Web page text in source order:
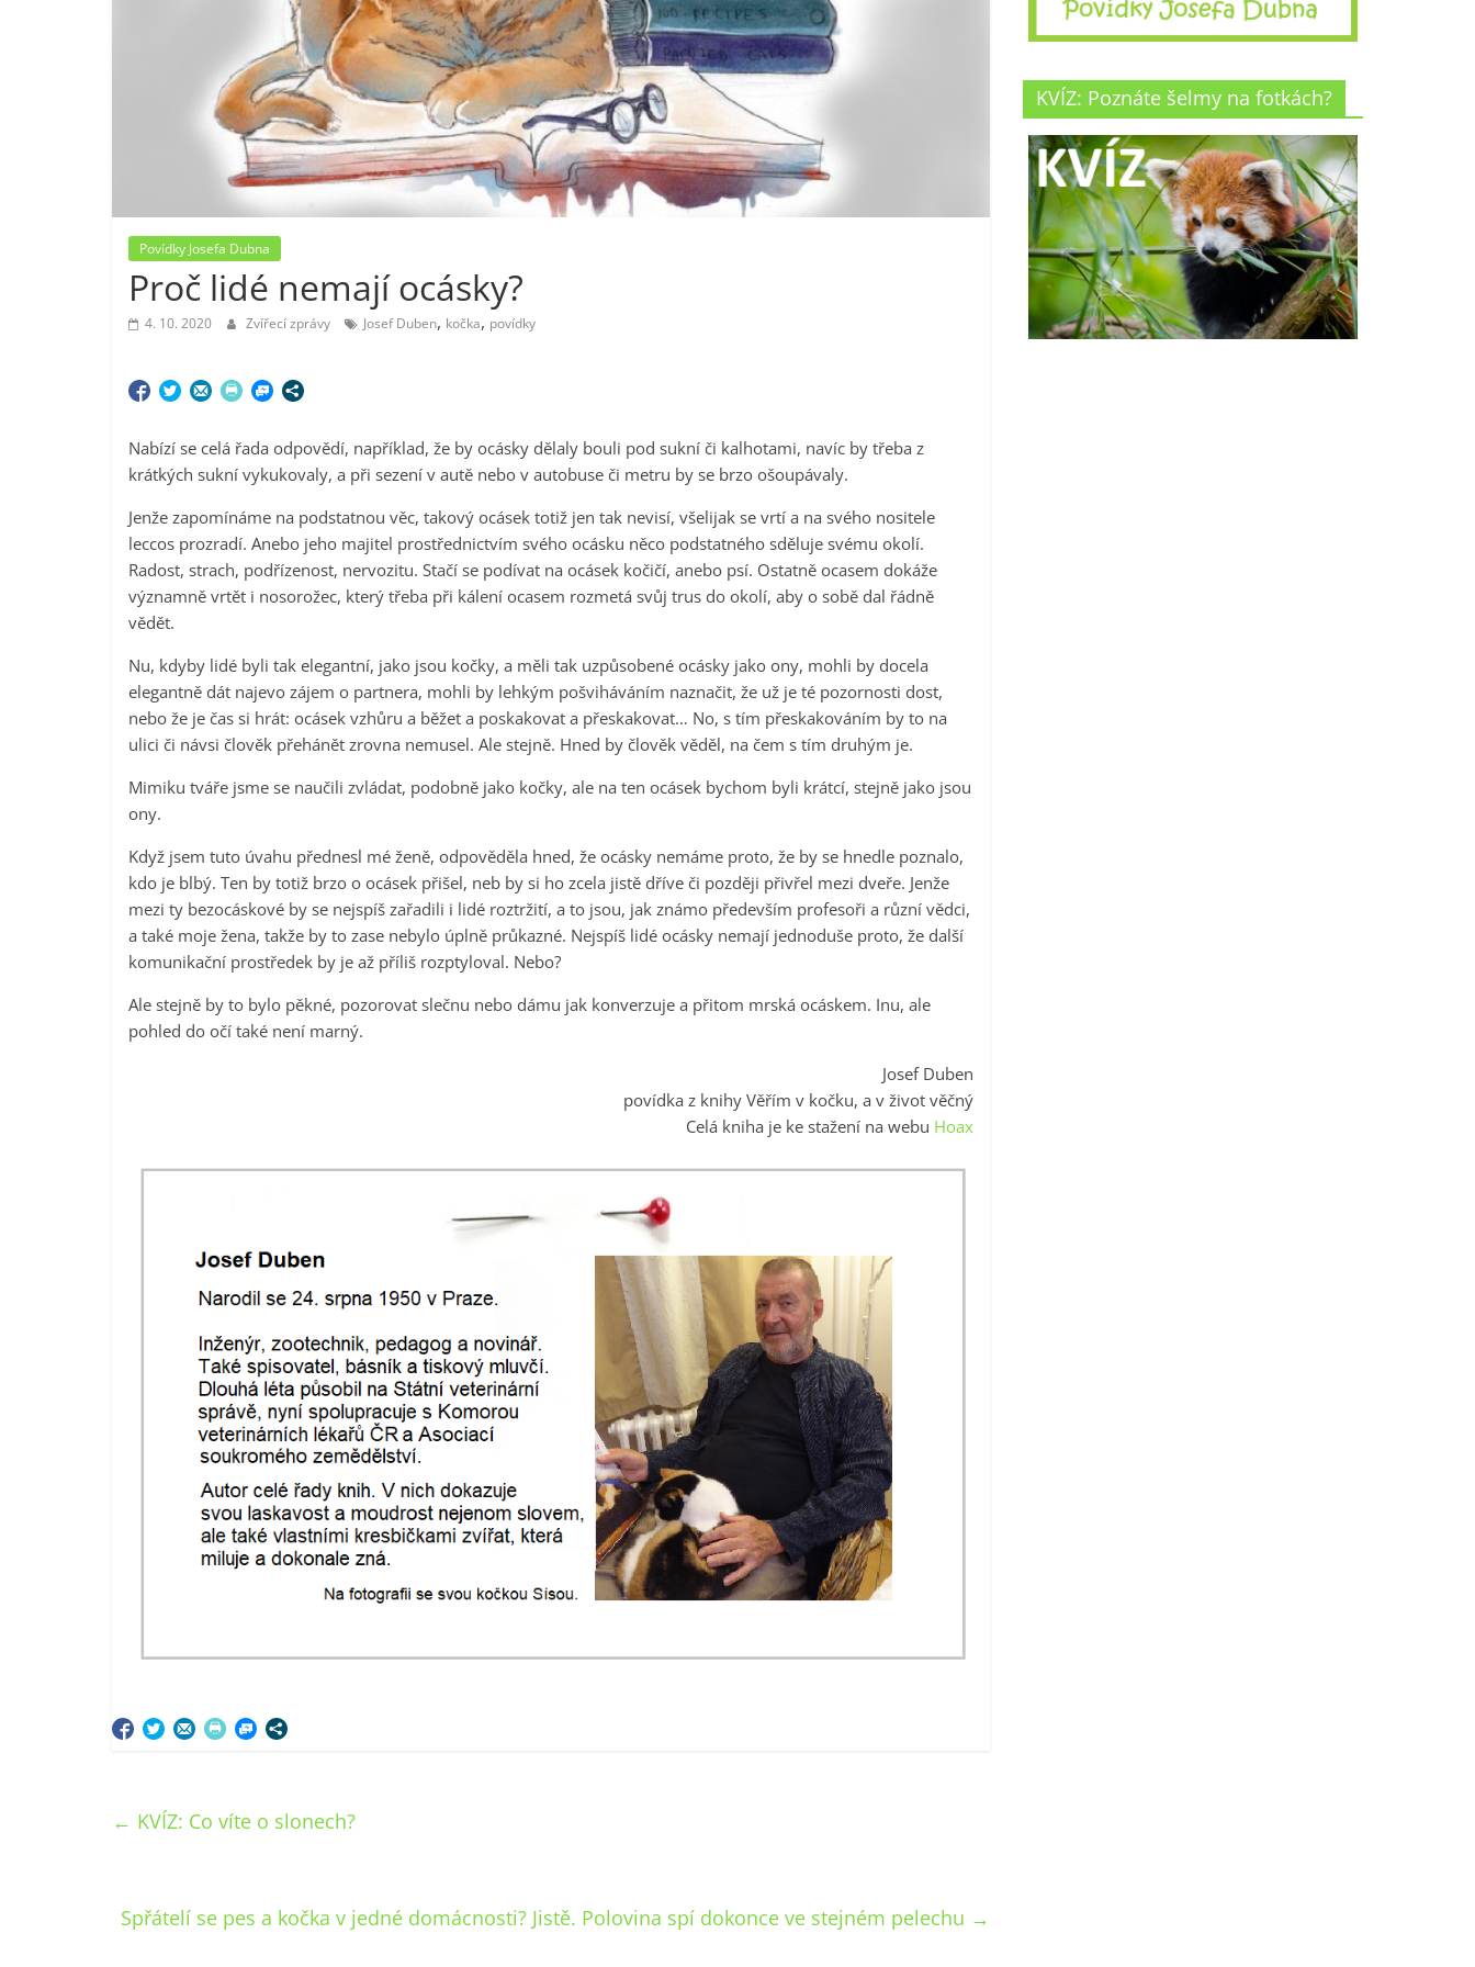
Povídky Josefa Dubna
Proč lidé nemají ocásky?
4. 10. 2020 Zvířecí zprávy Josef Duben, kočka, povídky
Nabízí se celá řada odpovědí, například, že by ocásky dělaly bouli pod sukní či kalhotami, navíc by třeba z
krátkých sukní vykukovaly, a při sezení v autě nebo v autobuse či metru by se brzo ošoupávaly.
Jenže zapomínáme na podstatnou věc, takový ocásek totiž jen tak nevisí, všelijak se vrtí a na svého nositele
leccos prozradí. Anebo jeho majitel prostřednictvím svého ocásku něco podstatného sděluje svému okolí.
Radost, strach, podřízenost, nervozitu. Stačí se podívat na ocásek kočičí, anebo psí. Ostatně ocasem dokáže
významně vrtět i nosorožec, který třeba při kálení ocasem rozmetá svůj trus do okolí, aby o sobě dal řádně
vědět.
Nu, kdyby lidé byli tak elegantní, jako jsou kočky, a měli tak uzpůsobené ocásky jako ony, mohli by docela
elegantně dát najevo zájem o partnera, mohli by lehkým pošviháváním naznačit, že už je té pozornosti dost,
nebo že je čas si hrát: ocásek vzhůru a běžet a poskakovat a přeskakovat… No, s tím přeskakováním by to na
ulici či návsi člověk přehánět zrovna nemusel. Ale stejně. Hned by člověk věděl, na čem s tím druhým je.
Mimiku tváře jsme se naučili zvládat, podobně jako kočky, ale na ten ocásek bychom byli krátcí, stejně jako jsou
ony.
Když jsem tuto úvahu přednesl mé ženě, odpověděla hned, že ocásky nemáme proto, že by se hnedle poznalo,
kdo je blbý. Ten by totiž brzo o ocásek přišel, neb by si ho zcela jistě dříve či později přivřel mezi dveře. Jenže
mezi ty bezocáskové by se nejspíš zařadili i lidé roztržití, a to jsou, jak známo především profesoři a různí vědci,
a také moje žena, takže by to zase nebylo úplně průkazné. Nejspíš lidé ocásky nemají jednoduše proto, že další
komunikační prostředek by je až příliš rozptyloval. Nebo?
Ale stejně by to bylo pěkné, pozorovat slečnu nebo dámu jak konverzuje a přitom mrská ocáskem. Inu, ale
pohled do očí také není marný.
Josef Duben
povídka z knihy Věřím v kočku, a v život věčný
Celá kniha je ke stažení na webu Hoax
← KVÍZ: Co víte o slonech?
Spřátelí se pes a kočka v jedné domácnosti? Jistě. Polovina spí dokonce ve stejném pelechu →
KVÍZ: Poznáte šelmy na fotkách?